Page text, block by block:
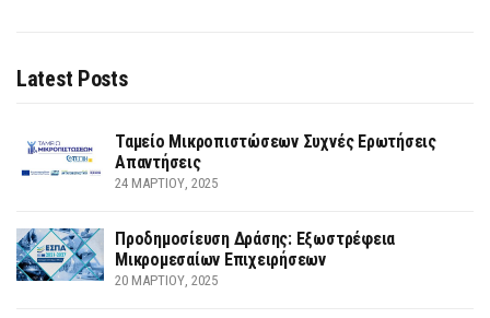
Latest Posts
Ταμείο Μικροπιστώσεων Συχνές Ερωτήσεις
Απαντήσεις
24 ΜΑΡΤΊΟΥ, 2025
Προδημοσίευση Δράσης: Εξωστρέφεια
Μικρομεσαίων Επιχειρήσεων
20 ΜΑΡΤΊΟΥ, 2025